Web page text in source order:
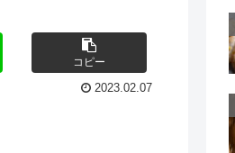
コピー
2023.02.07